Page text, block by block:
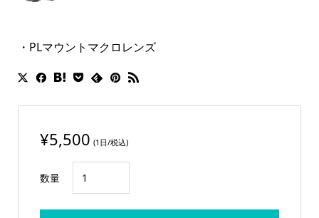
・PLマウントマクロレンズ
¥5,500 (1日/税込)
数量
150mm
MACRO